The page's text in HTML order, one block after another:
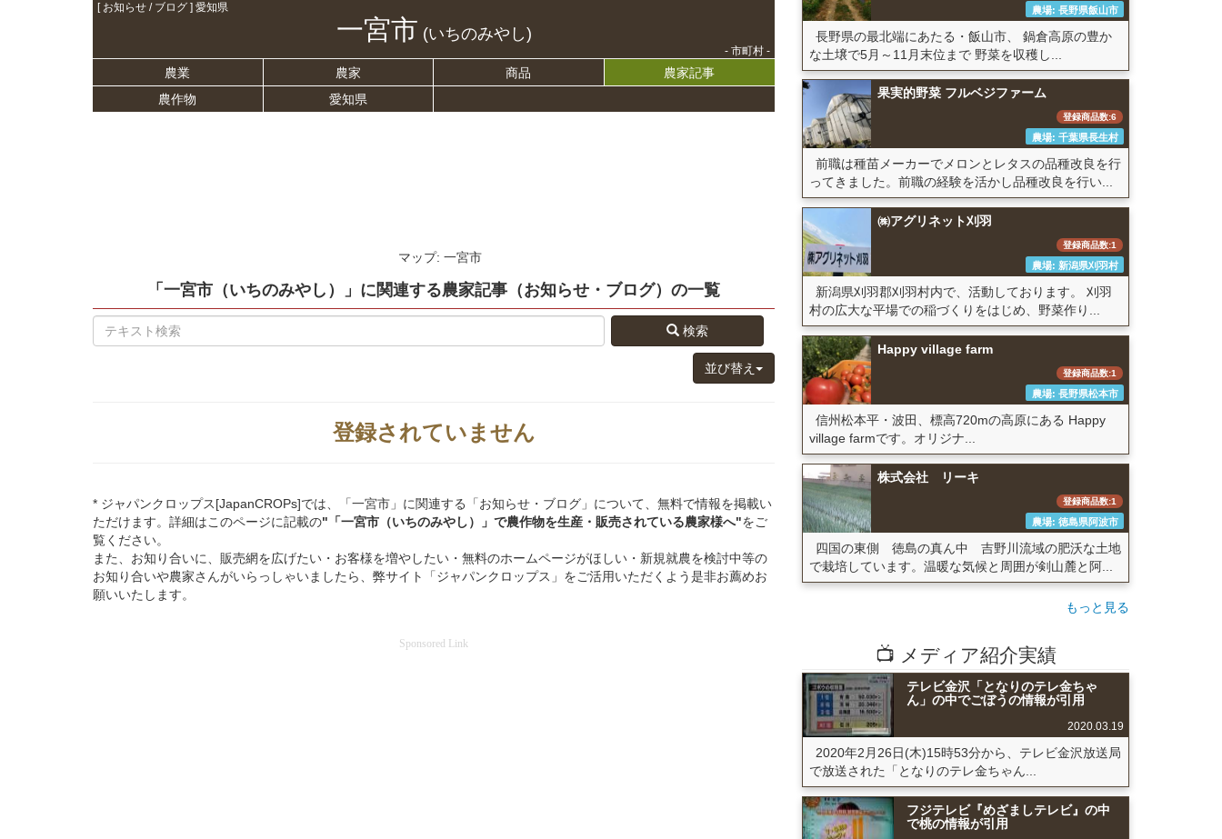
[ お知らせ / ブログ ] 愛知県
一宮市 (いちのみやし)
- 市町村 -
農業 農家 商品
農家記事
農作物
愛知県
マップ: 一宮市
「一宮市（いちのみやし）」 に関連する農家記事（お知らせ・ブログ） の一覧
検索
並び替え
登録されていません
* ジャパンクロップス[JapanCROPs]では、「一宮市」に関連する「お知らせ・ブログ」について、無料で情報を掲載い
ただけます。詳細はこのページに記載の"「一宮市（いちのみやし）」 で農作物を生産・販売されている農家様へ"をご
覧ください。
また、お知り合いに、販売網を広げたい・お客様を増やしたい・無料のホームページがほしい・新規就農を検討中等の
お知り合いや農家さんがいらっしゃいましたら、弊サイト「ジャパンクロップス」をご活用いただくよう是非お薦めお
願いいたします。
Sponsored Link
農場: 長野県飯山市
長野県の最北端にあたる・飯山市、 鍋倉高原の豊か
な土壌で5月～11月末位まで 野菜を収穫し...
果実的野菜 フルベジファーム
登録商品数:6
農場: 千葉県長生村
前職は種苗メーカーでメロンとレタスの品種改良を行
ってきました。前職の経験を活かし品種改良を行い...
㈱アグリネット刈羽
登録商品数:1
農場: 新潟県刈羽村
新潟県刈羽郡刈羽村内で、活動しております。 刈羽
村の広大な平場での稲づくりをはじめ、野菜作り...
Happy village farm
登録商品数:1
農場: 長野県松本市
信州松本平・波田、標高720mの高原にある Happy
village farmです。オリジナ...
株式会社 リーキ
登録商品数:1
農場: 徳島県阿波市
四国の東側 徳島の真ん中 吉野川流域の肥沃な土地
で栽培しています。温暖な気候と周囲が剣山麓と阿...
もっと見る
📺 メディア紹介実績
テレビ金沢「となりのテレ金ちゃ
ん」の中でごぼうの情報が引用
2020.03.19
2020年2月26日(木)15時53分から、テレビ金沢放送局
で放送された「となりのテレ金ちゃん...
フジテレビ『めざましテレビ』の中
で桃の情報が引用